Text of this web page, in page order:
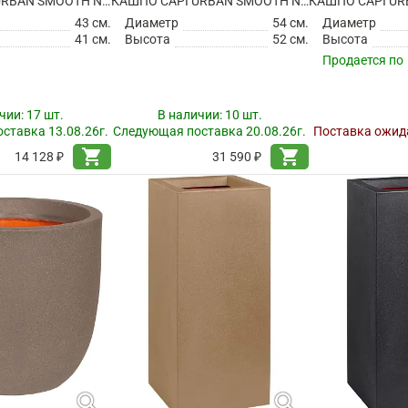
43 см.
41 см.
17 шт.
13.08.26г.
14 128 ₽
shopping_cart
Диаметр
54 см.
Высота
52 см.
В наличии: 10 шт.
Следующая поставка 20.08.26г.
31 590 ₽
shopping_cart
Диаметр
Высота
Продается по
Поставка